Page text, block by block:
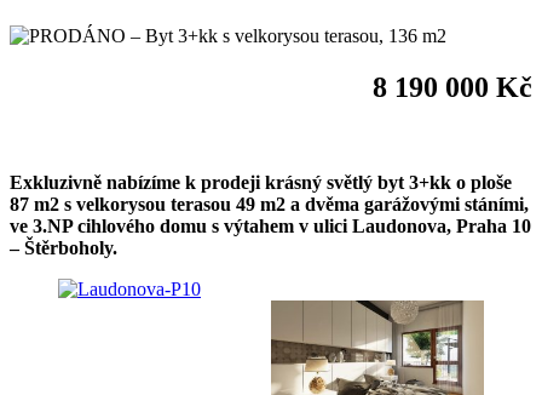
8 190 000 Kč
Exkluzivně nabízíme k prodeji krásný světlý byt 3+kk o ploše
87 m2 s velkorysou terasou 49 m2 a dvěma garážovými stáními,
ve 3.NP cihlového domu s výtahem v ulici Laudonova, Praha 10
– Štěrboholy.